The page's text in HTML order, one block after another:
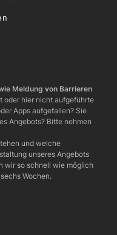
Meldung von Barrieren
oder hier nicht aufgeführte
Apps aufgefallen? Sie
Angebots? Bitte nehmen
und welche
unseres Angebots
wir so schnell wie möglich
Wochen.